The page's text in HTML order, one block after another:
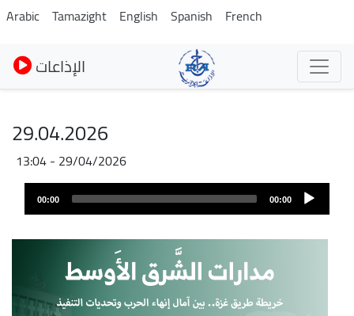
Skip
to
main
content
Arabic Tamazight English Spanish French
الإذاعات
29.04.2026
29/04/2026 - 13:04
Fichier
audio
00:00
00:00